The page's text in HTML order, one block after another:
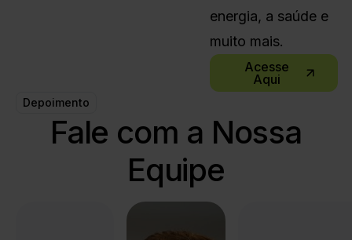
energia, a saúde e
muito mais.
Acesse
Aqui
Depoimento
Fale com a Nossa
Equipe